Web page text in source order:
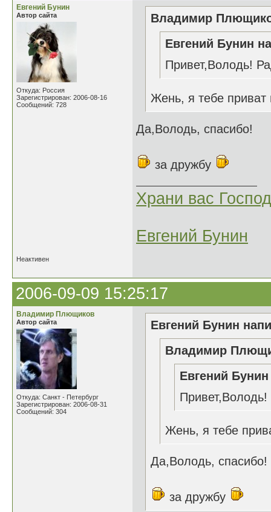
Евгений Бунин
Автор сайта
Откуда: Россия
Зарегистрирован: 2006-08-16
Сообщений: 728
Владимир
Евгений Бунин
Привет,Володь!
Жень, я тебе
Да,Володь, спасибо!
за дружбу
Храни вас
Евгений Бунин
Неактивен
2006-09-09 15:25:17
Владимир Плющиков
Автор сайта
Откуда: Санкт - Петербург
Зарегистрирован: 2006-08-31
Сообщений: 304
Евгений Бунин
Владимир
Евгений
Жень, я тебе
Да,Володь, спасибо!
за дружбу